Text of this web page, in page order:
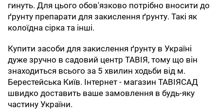
гинуть. Для цього обов'язково потрібно вносити до
ґрунту препарати для закислення ґрунту. Такі як
колоїдна сірка та інші.
Купити засоби для закислення ґрунту в Україні
дуже зручно в садовий центр ТАВІЯ, тому що він
знаходиться всього за 5 хвилин ходьби від м.
Берестейська Київ. Інтернет - магазин ТАВІЯСАД
швидко доставить ваше замовлення в будь-яку
частину України.